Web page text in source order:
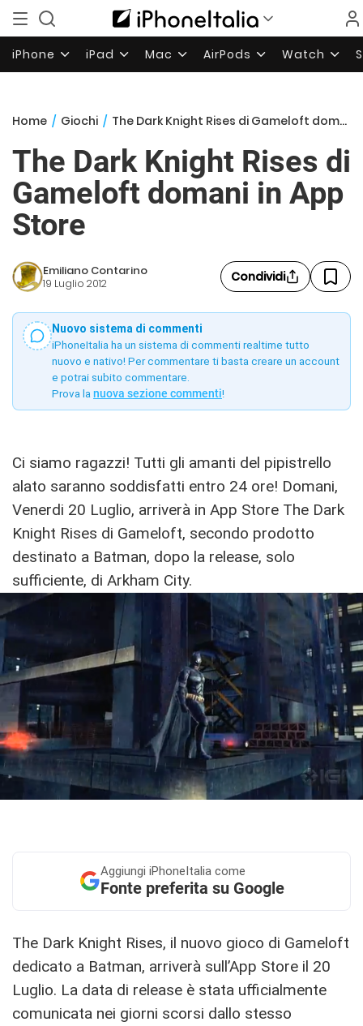
iPhone iPad Mac AirPods Watch
Home / Giochi / The Dark Knight Rises di Gameloft domani in App Store
The Dark Knight Rises di
Gameloft domani in App
Store
Emiliano Contarino
19 Luglio 2012 Condividi
Nuovo sistema di commenti
iPhoneItalia ha un sistema di commenti realtime tutto
nuovo e nativo! Per commentare ti basta creare un account
e potrai subito commentare.
Prova la nuova sezione commenti!
Ci siamo ragazzi! Tutti gli amanti del pipistrello
alato saranno soddisfatti entro 24 ore! Domani,
Venerdi 20 Luglio, arriverà in App Store The Dark
Knight Rises di Gameloft, secondo prodotto
destinato a Batman, dopo la release, solo
sufficiente, di Arkham City.
Aggiungi iPhoneItalia come
Fonte preferita su Google
The Dark Knight Rises, il nuovo gioco di Gameloft
dedicato a Batman, arriverà sull’App Store il 20
Luglio. La data di release è stata ufficialmente
comunicata nei giorni scorsi dallo stesso